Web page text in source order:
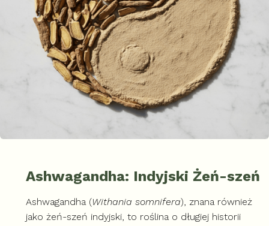
Ashwagandha: Indyjski Żeń-szeń
Ashwagandha (Withania somnifera), znana również
jako żeń-szeń indyjski, to roślina o długiej historii